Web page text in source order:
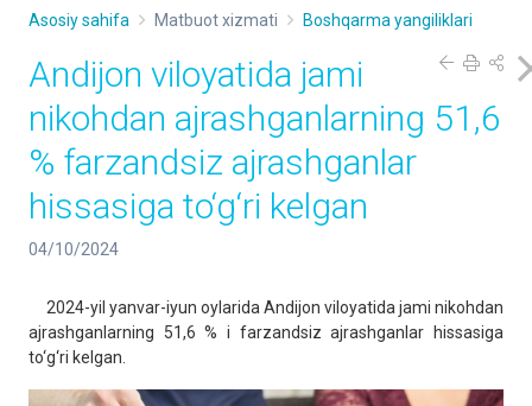
Asosiy sahifa Matbuot xizmati Boshqarma yangiliklari
Andijon viloyatida jami
nikohdan ajrashganlarning 51,6
% farzandsiz ajrashganlar
hissasiga to‘g‘ri kelgan
04/10/2024
2024-yil yanvar-iyun oylarida Andijon viloyatida jami nikohdan
ajrashganlarning 51,6 % i farzandsiz ajrashganlar hissasiga
to‘g‘ri kelgan.